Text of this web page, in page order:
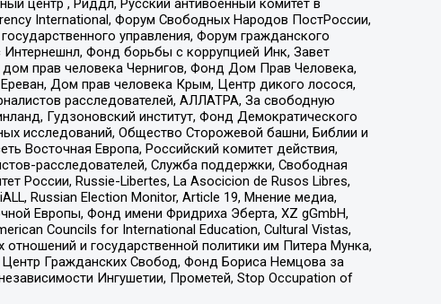
центр , Риддл, Русский антивоенный комитет в
International, Форум Свободных Народов ПостРоссии,
управления, Форум гражданского
Фонд борьбы с коррупцией Инк, Завет
прав человека Чернигов, Фонд Дом Прав Человека,
Дом прав человека Крым, Центр дикого лосося,
расследователей, АЛЛАТРА, За свободную
Гудзоновский институт, Фонд Демократического
исследований, Общество Сторожевой башни, Библии и
Восточная Европа, Российский комитет действия,
расследователей, Служба поддержки, Свободная
России, Russie-Libertes, La Asocicion de Rusos Libres,
Russian Election Monitor, Article 19, Мнение медиа,
Европы, Фонд имени Фридриха Эберта, XZ gGmbH,
Councils for International Education, Cultural Vistas,
и государственной политики им Питера Мунка,
Гражданских Свобод, Фонд Бориса Немцова за
Ингушетии, Прометей, Stop Occupation of